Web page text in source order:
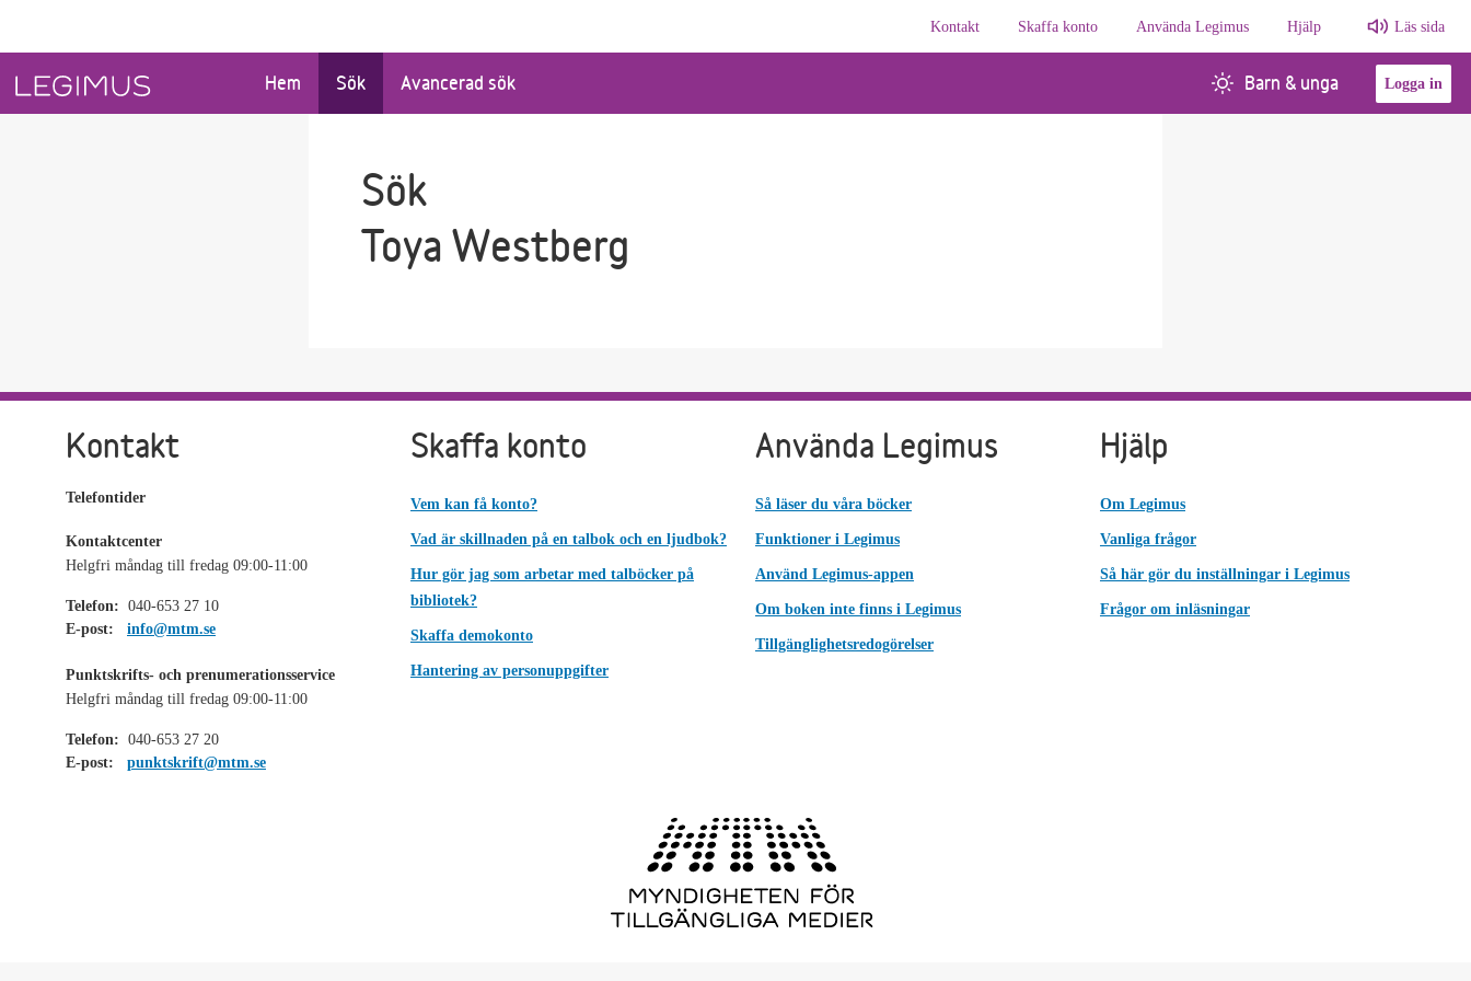
Kontakt
Skaffa konto Använda Legimus Hjälp Läs sida
Hem Sök Avancerad sök Barn & unga Logga in
Sök
Toya Westberg
Kontakt
Telefontider
Kontaktcenter
Helgfri måndag till fredag 09:00-11:00
Telefon: 040-653 27 10
E-post:
info@mtm.se
Punktskrifts- och prenumerationsservice
Helgfri måndag till fredag 09:00-11:00
Telefon: 040-653 27 20
E-post:
punktskrift@mtm.se
Skaffa konto
Vem kan få konto?
Vad är skillnaden på en talbok och en ljudbok?
Hur gör jag som arbetar med talböcker på
bibliotek?
Skaffa demokonto
Hantering av personuppgifter
Använda Legimus
Så läser du våra böcker
Funktioner i Legimus
Använd Legimus-appen
Om boken inte finns i Legimus
Tillgänglighetsredogörelser
Hjälp
Om Legimus
Vanliga frågor
Så här gör du inställningar i Legimus
Frågor om inläsningar